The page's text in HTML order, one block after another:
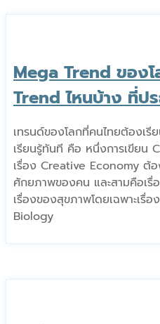
Mega Trend ของ
Trend ไหนบ้าง ที่ป
เทรนด์ของโลกที่คนไทยต้องเ
เรียนรู้ทันที คือ หนึ่งการเขีย
เรื่อง Creative Economy ต้
ศักยภาพของคน และสามคือเ
เรื่องของสุขภาพโดยเฉพาะเรื่
Biology